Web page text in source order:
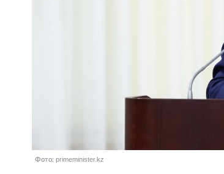
Фото: primeminister.kz